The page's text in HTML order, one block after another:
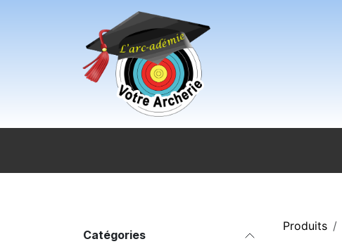
Catégories
Produits